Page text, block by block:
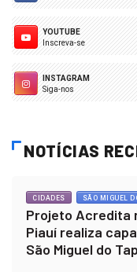
YOUTUBE
Inscreva-se
INSTAGRAM
Siga-nos
NOTÍCIAS
CIDADES SÃO MIGUEL
Projeto Acredita
Piauí realiza
São Miguel do